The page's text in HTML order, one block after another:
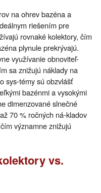
na ohrev bazéna a
riešením pre
rovnaké kolektory, čím
plynule prekrývajú.
využívanie obnoviteľ-
sa znižujú náklady na
sys-témy sú obzvlášť
bazénmi a vysokými
dimenzované slnečné
70 % ročných ná-kladov
významne znižujú
vs.